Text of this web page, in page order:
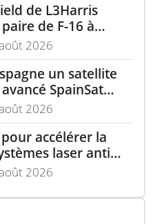
de L3Harris
de F-16 à
2026
un satellite
SpainSat
2026
accélérer la
laser anti-
2026